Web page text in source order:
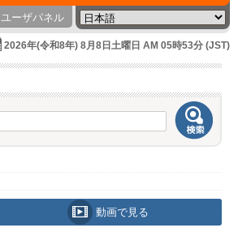
ユーザパネル
2026年(令和8年) 8月8日土曜日 AM 05時53分 (JST)
動画で見る